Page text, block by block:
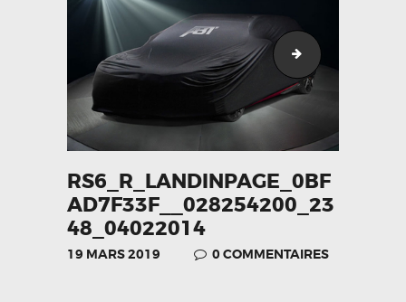
CONTACT
RS6_R_LANDINPAGE_0BF
AD7F33F__028254200_23
48_04022014
19 MARS 2019 0 COMMENTAIRES